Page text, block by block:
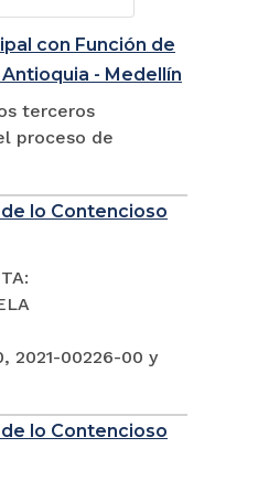
con Función de
- Medellín
terceros
proceso de
lo Contencioso
2021-00226-00 y
lo Contencioso